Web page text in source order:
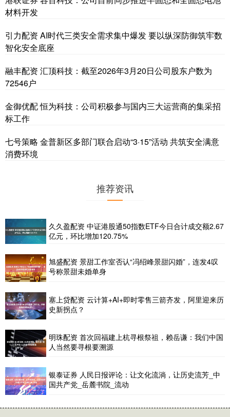
材料开发
引力配资 AI时代三类安全需求集中爆发 要以纵深防御筑牢数
智化安全底座
融丰配资 汇顶科技：截至2026年3月20日公司股东户数为
72546户
金御优配 恒为科技：公司积极参与国内三大运营商的集采招
标工作
七号策略 金普新区多部门联合启动“3·15”活动 共筑安全满意
消费环境
推荐资讯
久久盈配资 中证港股通50指数ETF今日合计成交额2.67
亿元，环比增加120.75%
旭盛配资 景甜工作室否认“冯绍峰景甜闪婚”，连发4叹
号称景甜未婚单身
塞上贷配资 云计算+AI+即时零售三箭齐发，阿里迎来历
史新拐点？
明珠配资 首次回福建上杭寻根祭祖，赖岳谦：我们中国
人当然要寻根要溯源
银泰证券 人民日报评论：让文化流淌，让历史流芳_中
国共产党_岳麓书院_流动